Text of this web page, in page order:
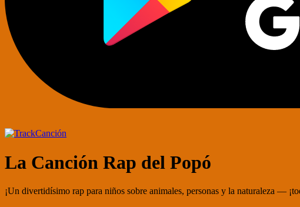
Canción
La Canción Rap del Popó
¡Un divertidísimo rap para niños sobre animales, personas y la naturaleza —